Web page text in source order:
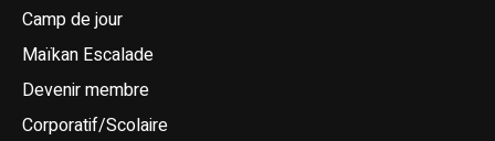
Camp de jour
Maïkan Escalade
Devenir membre
Corporatif/Scolaire